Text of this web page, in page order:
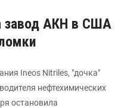
завод АКН в США
Ineos Nitriles, "дочка"
нефтехимических
остановила